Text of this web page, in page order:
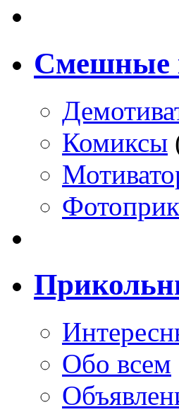
Смешные
Комиксы
Обо всем